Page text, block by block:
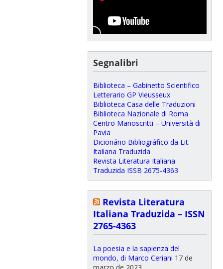
Segnalibri
Biblioteca – Gabinetto Scientifico
Letterario GP Vieusseux
Biblioteca Casa delle Traduzioni
Biblioteca Nazionale di Roma
Centro Manoscritti – Università di
Pavia
Dicionário Bibliográfico da Lit.
Italiana Traduzida
Revista Literatura Italiana
Traduzida ISSB 2675-4363
Revista Literatura
Italiana Traduzida – ISSN
2765-4363
La poesia e la sapienza del
mondo, di Marco Ceriani 17 de